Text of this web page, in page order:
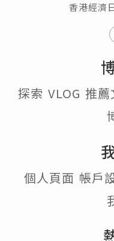
香港經濟
探索 VLOG 推薦
個人頁面 帳戶